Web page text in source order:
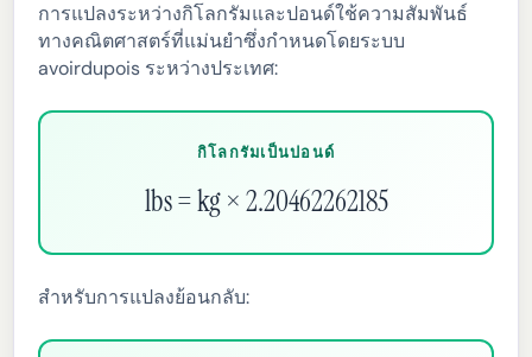
การแปลงระหว่างกิโลกรัมและปอนด์ใช้ความสัมพันธ์
ทางคณิตศาสตร์ที่แม่นยำซึ่งกำหนดโดยระบบ
avoirdupois ระหว่างประเทศ:
กิโลกรัมเป็นปอนด์
lbs = kg × 2.20462262185
สำหรับการแปลงย้อนกลับ: